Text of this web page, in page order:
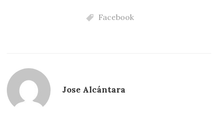
Facebook
Jose Alcántara